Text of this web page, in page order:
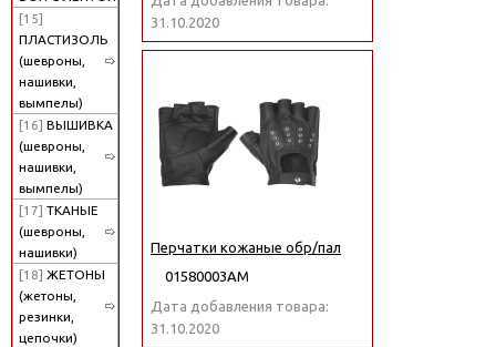
[15]
ПЛАСТИЗОЛЬ
(шевроны,
нашивки,
вымпелы)
[16] ВЫШИВКА
(шевроны,
нашивки,
вымпелы)
[17] ТКАНЫЕ
(шевроны,
нашивки)
[18] ЖЕТОНЫ
(жетоны,
резинки,
цепочки)
31.10.2020
Перчатки кожаные обр/пал
01580003АМ
Дата добавления товара:
31.10.2020